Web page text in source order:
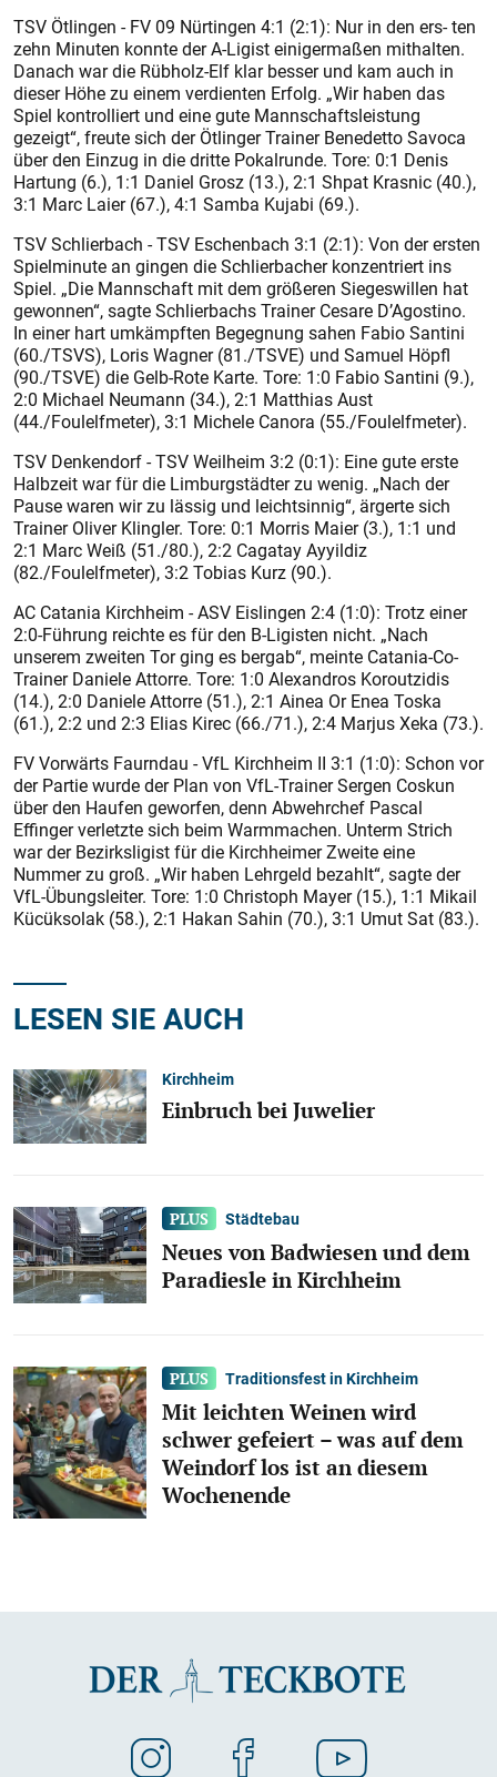
TSV Ötlingen - FV 09 Nürtingen 4:1 (2:1): Nur in den ers- ten
zehn Minuten konnte der A-Ligist einigermaßen mithalten.
Danach war die Rübholz-Elf klar besser und kam auch in
dieser Höhe zu einem verdienten Erfolg. „Wir haben das
Spiel kontrolliert und eine gute Mannschaftsleistung
gezeigt“, freute sich der Ötlinger Trainer Benedetto Savoca
über den Einzug in die dritte Pokalrunde. Tore: 0:1 Denis
Hartung (6.), 1:1 Daniel Grosz (13.), 2:1 Shpat Krasnic (40.),
3:1 Marc Laier (67.), 4:1 Samba Kujabi (69.).
TSV Schlierbach - TSV Eschenbach 3:1 (2:1): Von der ersten
Spielminute an gingen die Schlierbacher konzentriert ins
Spiel. „Die Mannschaft mit dem größeren Siegeswillen hat
gewonnen“, sagte Schlierbachs Trainer Cesare D’Agostino.
In einer hart umkämpften Begegnung sahen Fabio Santini
(60./TSVS), Loris Wagner (81./TSVE) und Samuel Höpfl
(90./TSVE) die Gelb-Rote Karte. Tore: 1:0 Fabio Santini (9.),
2:0 Michael Neumann (34.), 2:1 Matthias Aust
(44./Foulelfmeter), 3:1 Michele Canora (55./Foulelfmeter).
TSV Denkendorf - TSV Weilheim 3:2 (0:1): Eine gute erste
Halbzeit war für die Limburgstädter zu wenig. „Nach der
Pause waren wir zu lässig und leichtsinnig“, ärgerte sich
Trainer Oliver Klingler. Tore: 0:1 Morris Maier (3.), 1:1 und
2:1 Marc Weiß (51./80.), 2:2 Cagatay Ayyildiz
(82./Foulelfmeter), 3:2 Tobias Kurz (90.).
AC Catania Kirchheim - ASV Eislingen 2:4 (1:0): Trotz einer
2:0-Führung reichte es für den B-Ligisten nicht. „Nach
unserem zweiten Tor ging es bergab“, meinte Catania-Co-
Trainer Daniele Attorre. Tore: 1:0 Alexandros Koroutzidis
(14.), 2:0 Daniele Attorre (51.), 2:1 Ainea Or Enea Toska
(61.), 2:2 und 2:3 Elias Kirec (66./71.), 2:4 Marjus Xeka (73.).
FV Vorwärts Faurndau - VfL Kirchheim II 3:1 (1:0): Schon vor
der Partie wurde der Plan von VfL-Trainer Sergen Coskun
über den Haufen geworfen, denn Abwehrchef Pascal
Effinger verletzte sich beim Warmmachen. Unterm Strich
war der Bezirksligist für die Kirchheimer Zweite eine
Nummer zu groß. „Wir haben Lehrgeld bezahlt“, sagte der
VfL-Übungsleiter. Tore: 1:0 Christoph Mayer (15.), 1:1 Mikail
Kücüksolak (58.), 2:1 Hakan Sahin (70.), 3:1 Umut Sat (83.).
LESEN SIE AUCH
Kirchheim
Einbruch bei Juwelier
Städtebau
Neues von Badwiesen und dem
Paradiesle in Kirchheim
Traditionsfest in Kirchheim
Mit leichten Weinen wird
schwer gefeiert – was auf dem
Weindorf los ist an diesem
Wochenende